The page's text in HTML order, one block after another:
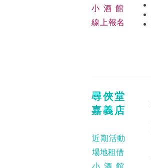
小酒 館
線上報名
尋俠堂
嘉義店
近期活動
場地租借